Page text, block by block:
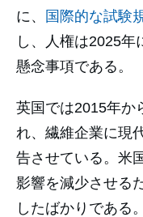
に、 国際的な試験
し、人権は2025年
懸念事項である。
英国では2015年か
れ、繊維企業に現
告させている。米
影響を減少させる
したばかりである。